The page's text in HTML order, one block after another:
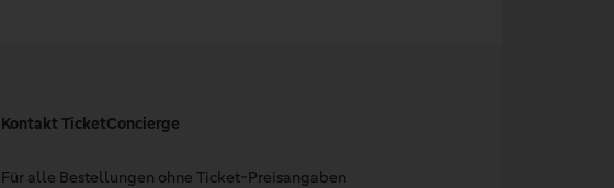
Kontakt TicketConcierge
Für alle Bestellungen ohne Ticket-Preisangaben